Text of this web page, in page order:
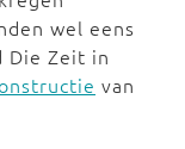
wel eens
Die Zeit in
van